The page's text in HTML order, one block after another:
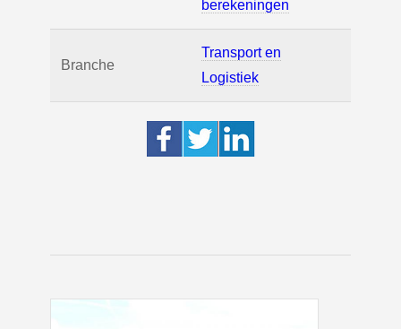
berekeningen
Branche
Transport en
Logistiek